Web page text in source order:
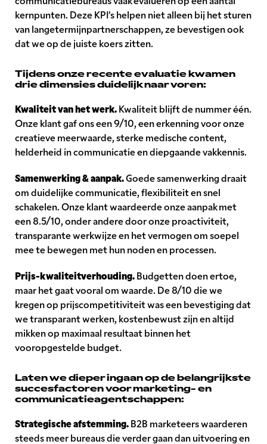
kernpunten. Deze KPI’s helpen niet alleen bij het sturen
van langetermijnpartnerschappen, ze bevestigen ook
dat we op de juiste koers zitten.
Tijdens onze recente evaluatie kwamen
drie dimensies duidelijk naar voren:
Kwaliteit van het werk.Kwaliteit blijft de nummer één.
Onze klant gaf ons een 9/10, een erkenning voor onze
creatieve meerwaarde, sterke medische content,
helderheid in communicatie en diepgaande vakkennis.
Samenwerking & aanpak.Goede samenwerking draait
om duidelijke communicatie, flexibiliteit en snel
schakelen. Onze klant waardeerde onze aanpak met
een 8.5/10, onder andere door onze proactiviteit,
transparante werkwijze en het vermogen om soepel
mee te bewegen met hun noden en processen.
Prijs-kwaliteitverhouding.Budgetten doen ertoe,
maar het gaat vooral om waarde. De 8/10 die we
kregen op prijscompetitiviteit was een bevestiging dat
we transparant werken, kostenbewust zijn en altijd
mikken op maximaal resultaat binnen het
vooropgestelde budget.
Laten we dieper ingaan op de belangrijkste
succesfactoren voor marketing- en
communicatieagentschappen:
Strategische afstemming.B2B marketeers waarderen
steeds meer bureaus die verder gaan dan uitvoering en